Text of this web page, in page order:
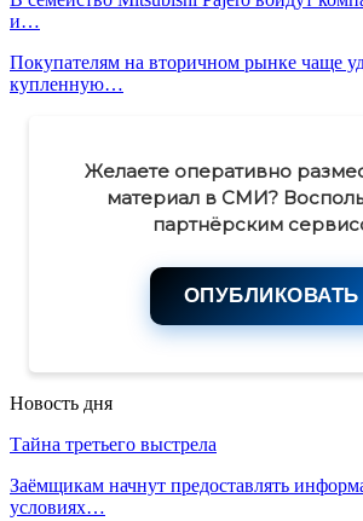
и…
Покупателям на вторичном рынке чаще
купленную…
Желаете оперативно
материал в СМИ?
партнёрским
ОПУБЛИКОВАТЬ
Новость дня
Тайна третьего выстрела
Заёмщикам начнут предоставлять
условиях…